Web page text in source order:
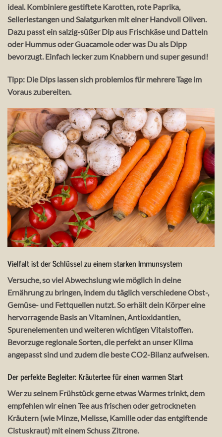
ideal. Kombiniere gestiftete Karotten, rote Paprika,
Selleriestangen und Salatgurken mit einer Handvoll Oliven.
Dazu passt ein salzig-süßer Dip aus Frischkäse und Datteln
oder Hummus oder Guacamole oder was Du als Dipp
bevorzugt. Einfach lecker zum Knabbern und super gesund!
Tipp: Die Dips lassen sich problemlos für mehrere Tage im
Voraus zubereiten.
Vielfalt ist der Schlüssel zu einem starken Immunsystem
Versuche, so viel Abwechslung wie möglich in deine
Ernährung zu bringen, indem du täglich verschiedene Obst-,
Gemüse- und Fettquellen nutzt. So erhält dein Körper eine
hervorragende Basis an Vitaminen, Antioxidantien,
Spurenelementen und weiteren wichtigen Vitalstoffen.
Bevorzuge regionale Sorten, die perfekt an unser Klima
angepasst sind und zudem die beste CO2-Bilanz aufweisen.
Der perfekte Begleiter: Kräutertee für einen warmen Start
Wer zu seinem Frühstück gerne etwas Warmes trinkt, dem
empfehlen wir einen Tee aus frischen oder getrockneten
Kräutern (wie Minze, Melisse, Kamille oder das entgiftende
Cistuskraut) mit einem Schuss Zitrone.